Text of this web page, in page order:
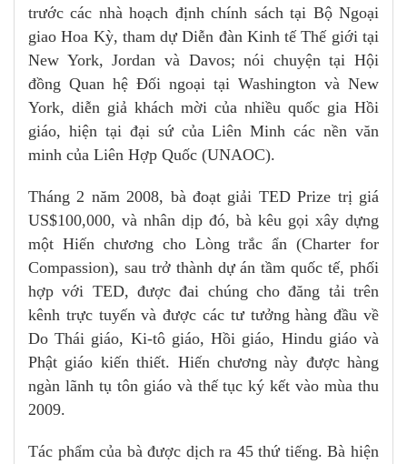
trước các nhà hoạch định chính sách tại Bộ Ngoại
giao Hoa Kỳ, tham dự Diễn đàn Kinh tế Thế giới tại
New York, Jordan và Davos; nói chuyện tại Hội
đồng Quan hệ Đối ngoại tại Washington và New
York, diễn giả khách mời của nhiều quốc gia Hồi
giáo, hiện tại đại sứ của Liên Minh các nền văn
minh của Liên Hợp Quốc (UNAOC).
Tháng 2 năm 2008, bà đoạt giải TED Prize trị giá
US$100,000, và nhân dịp đó, bà kêu gọi xây dựng
một Hiến chương cho Lòng trắc ẩn (Charter for
Compassion), sau trở thành dự án tầm quốc tế, phối
hợp với TED, được đai chúng cho đăng tải trên
kênh trực tuyến và được các tư tưởng hàng đầu về
Do Thái giáo, Ki-tô giáo, Hồi giáo, Hindu giáo và
Phật giáo kiến thiết. Hiến chương này được hàng
ngàn lãnh tụ tôn giáo và thế tục ký kết vào mùa thu
2009.
Tác phẩm của bà được dịch ra 45 thứ tiếng. Bà hiện